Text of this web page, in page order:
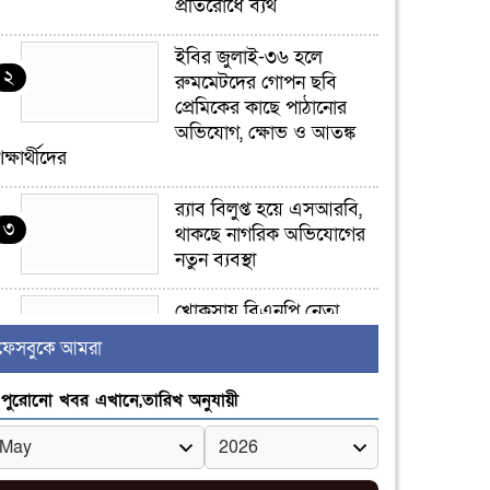
প্রতিরোধে ব্যর্থ
২
ইবির জুলাই-৩৬ হলে
রুমমেটদের গোপন ছবি
প্রেমিকের কাছে পাঠানোর
অভিযোগ, ক্ষোভ ও আতঙ্ক
৩
র‍্যাব বিলুপ্ত হয়ে এসআরবি,
থাকছে নাগরিক অভিযোগের
নতুন ব্যবস্থা
৪
খোকসায় বিএনপি নেতা
৫
সাঈদীর ছবিতে জুতা
নিক্ষেপকারীরা ‘জারজ
সন্তান’: আমির হামজা
আমরা
পুরোনো খবর এখানে,তারিখ অনুযায়ী